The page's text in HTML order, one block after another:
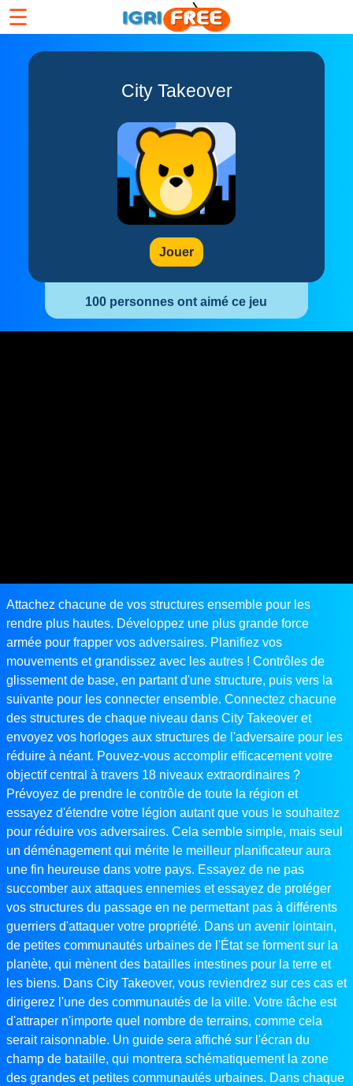
☰
City Takeover
Jouer
100 personnes ont aimé ce jeu
Attachez chacune de vos structures ensemble pour les
rendre plus hautes. Développez une plus grande force
armée pour frapper vos adversaires. Planifiez vos
mouvements et grandissez avec les autres ! Contrôles de
glissement de base, en partant d'une structure, puis vers la
suivante pour les connecter ensemble. Connectez chacune
des structures de chaque niveau dans City Takeover et
envoyez vos horloges aux structures de l'adversaire pour les
réduire à néant. Pouvez-vous accomplir efficacement votre
objectif central à travers 18 niveaux extraordinaires ?
Prévoyez de prendre le contrôle de toute la région et
essayez d'étendre votre légion autant que vous le souhaitez
pour réduire vos adversaires. Cela semble simple, mais seul
un déménagement qui mérite le meilleur planificateur aura
une fin heureuse dans votre pays. Essayez de ne pas
succomber aux attaques ennemies et essayez de protéger
vos structures du passage en ne permettant pas à différents
guerriers d'attaquer votre propriété. Dans un avenir lointain,
de petites communautés urbaines de l'État se forment sur la
planète, qui mènent des batailles intestines pour la terre et
les biens. Dans City Takeover, vous reviendrez sur ces cas et
dirigerez l'une des communautés de la ville. Votre tâche est
d'attraper n'importe quel nombre de terrains, comme cela
serait raisonnable. Un guide sera affiché sur l'écran du
champ de bataille, qui montrera schématiquement la zone
des grandes et petites communautés urbaines. Dans chaque